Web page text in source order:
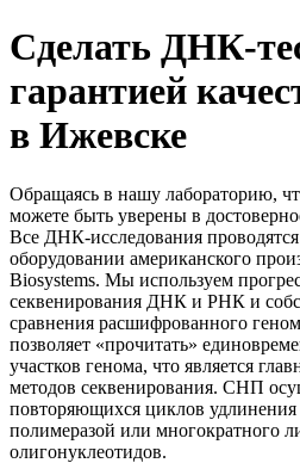
Сделать ДНК-
гарантией
в Ижевске
Обращаясь в нашу лабораторию,
можете быть уверены в
Все ДНК-исследования
оборудовании американского
Biosystems. Мы используем
секвенирования ДНК и РНК и
сравнения расшифрованного
позволяет «прочитать»
участков генома, что является
методов секвенирования. СНП
повторяющихся циклов
полимеразой или многократного
олигонуклеотидов.